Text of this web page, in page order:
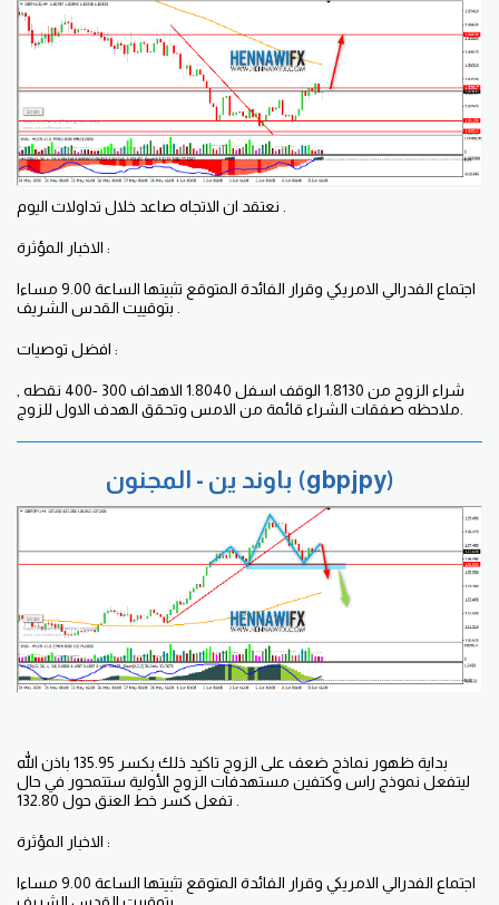
الاخبار المؤثرة :
اجتماع الفدرالي الامريكي وقرار الفائدة المتوقع تثبيتها الساعة 9.00 مساءا
افضل توصيات :
شراء الزوج من 1.8130 الوقف اسفل 1.8040 الاهداف 300 -400 نقطه ,
باوند ين - المجنون (gbpjpy)
بداية ظهور نماذج ضعف على الزوج تاكيد ذلك بكسر 135.95 باذن الله
ليتفعل نموذج راس وكتفين مستهدفات الزوج الأولية ستتمحور في حال
الاخبار المؤثرة :
اجتماع الفدرالي الامريكي وقرار الفائدة المتوقع تثبيتها الساعة 9.00 مساءا